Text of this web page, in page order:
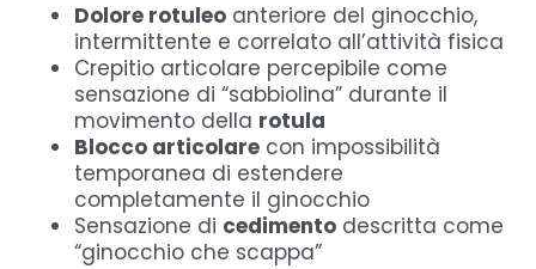
Dolore rotuleo anteriore del ginocchio,
intermittente e correlato all’attività fisica
Crepitio articolare percepibile come
sensazione di “sabbiolina” durante il
movimento della rotula
Blocco articolare con impossibilità
temporanea di estendere
completamente il ginocchio
Sensazione di cedimento descritta come
“ginocchio che scappa”